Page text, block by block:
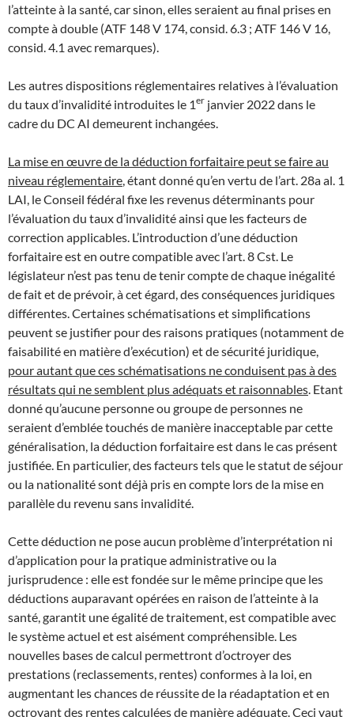
l’atteinte à la santé, car sinon, elles seraient au final prises en
compte à double (ATF 148 V 174, consid. 6.3 ; ATF 146 V 16,
consid. 4.1 avec remarques).
Les autres dispositions réglementaires relatives à l’évaluation
du taux d’invalidité introduites le 1er janvier 2022 dans le
cadre du DC AI demeurent inchangées.
La mise en œuvre de la déduction forfaitaire peut se faire au
niveau réglementaire , étant donné qu’en vertu de l’art. 28a al. 1
LAI, le Conseil fédéral fixe les revenus déterminants pour
l’évaluation du taux d’invalidité ainsi que les facteurs de
correction applicables. L’introduction d’une déduction
forfaitaire est en outre compatible avec l’art. 8 Cst. Le
législateur n’est pas tenu de tenir compte de chaque inégalité
de fait et de prévoir, à cet égard, des conséquences juridiques
différentes. Certaines schématisations et simplifications
peuvent se justifier pour des raisons pratiques (notamment de
faisabilité en matière d’exécution) et de sécurité juridique,
pour autant que ces schématisations ne conduisent pas à des
résultats qui ne semblent plus adéquats et raisonnables . Etant
donné qu’aucune personne ou groupe de personnes ne
seraient d’emblée touchés de manière inacceptable par cette
généralisation, la déduction forfaitaire est dans le cas présent
justifiée. En particulier, des facteurs tels que le statut de séjour
ou la nationalité sont déjà pris en compte lors de la mise en
parallèle du revenu sans invalidité.
Cette déduction ne pose aucun problème d’interprétation ni
d’application pour la pratique administrative ou la
jurisprudence : elle est fondée sur le même principe que les
déductions auparavant opérées en raison de l’atteinte à la
santé, garantit une égalité de traitement, est compatible avec
le système actuel et est aisément compréhensible. Les
nouvelles bases de calcul permettront d’octroyer des
prestations (reclassements, rentes) conformes à la loi, en
augmentant les chances de réussite de la réadaptation et en
octroyant des rentes calculées de manière adéquate. Ceci vaut